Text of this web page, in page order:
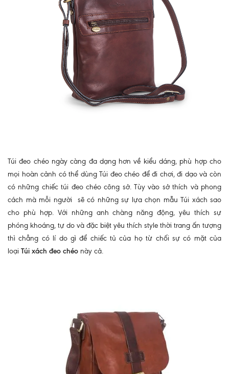
Túi đeo chéo ngày càng đa dạng hơn về kiểu dáng, phù hợp cho
mọi hoàn cảnh có thể dùng Túi đeo chéo để đi chơi, đi dạo và còn
có những chiếc túi đeo chéo công sở. Tùy vào sở thích và phong
cách mà mỗi người sẽ có những sự lựa chọn mẫu Túi xách sao
cho phù hợp. Với những anh chàng năng động, yêu thích sự
phóng khoáng, tự do và đặc biệt yêu thích style thời trang ấn tượng
thì chẳng có lí do gì để chiếc tủ của họ từ chối sự có mặt của
loại Túi xách đeo chéo này cả.